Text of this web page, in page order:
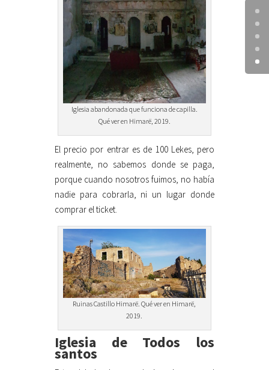
Iglesia abandonada que funciona de capilla.
Qué ver en Himarë, 2019.
El precio por entrar es de 100 Lekes, pero
realmente, no sabemos donde se paga,
porque cuando nosotros fuimos, no había
nadie para cobrarla, ni un lugar donde
comprar el ticket.
Ruinas Castillo Himarë. Qué ver en Himarë,
2019.
Iglesia de Todos los
santos